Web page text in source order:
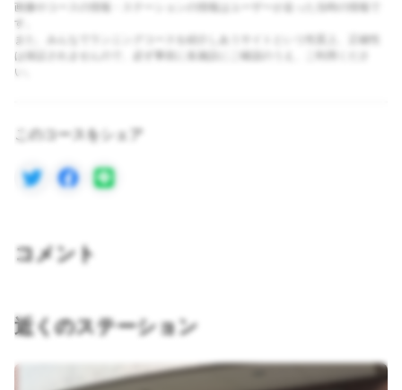
画像やコースの情報・ステーションの情報はユーザーが走った当時の情報で
す。
また、みんなでランニングコースを紹介しあうサイトという性質上、正確性
は保証されませんので、必ず事前に各施設にご確認のうえ、ご利用くださ
い。
このコースをシェア
コメント
近くのステーション